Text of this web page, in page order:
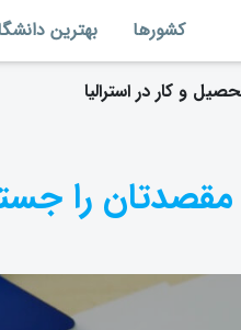
کشورها بهترین
و کار در استرالیا
را